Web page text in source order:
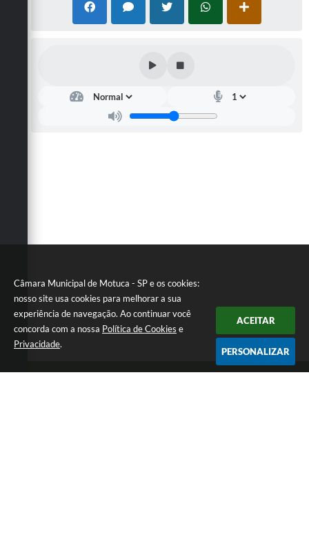
Câmara Municipal de Motuca - SP e os cookies:
nosso site usa cookies para melhorar a sua
experiência de navegação. Ao continuar você
concorda com a nossa Política de Cookies e
Privacidade.
ACEITAR
PERSONALIZAR